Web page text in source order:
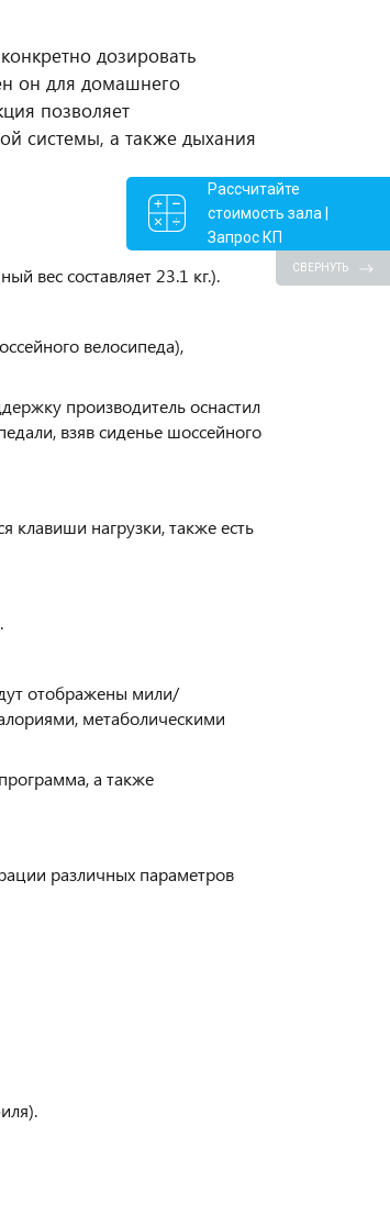
дозировать
он для домашнего
позволяет
системы, а также дыхания
вес составляет 23.1 кг.).
велосипеда),
производитель оснастил
взяв сиденье шоссейного
клавиши нагрузки, также есть
отображены мили/
метаболическими
а также
различных параметров
Рассчитайте
стоимость зала |
Запрос КП
СВЕРНУТЬ